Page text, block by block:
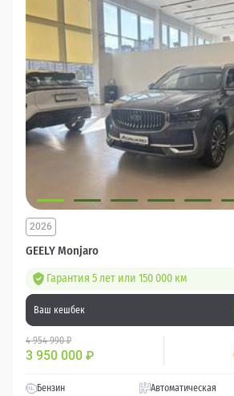
GEELY Monjaro
2026
Гарантия 5 лет или 150 000 км
Ваш кешбек
4 954 990 ₽
3 950 000 ₽
Бензин Автоматическая